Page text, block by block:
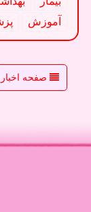
آموزش
صفحه اخبار